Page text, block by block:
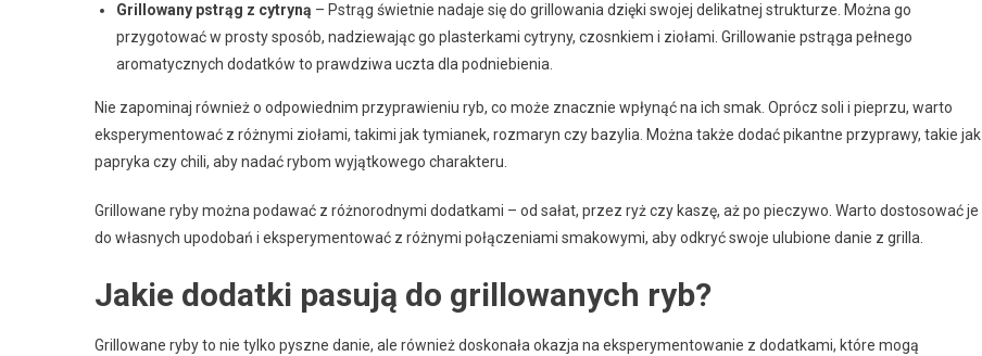
Grillowany pstrąg z cytryną – Pstrąg świetnie nadaje się do grillowania dzięki swojej delikatnej strukturze. Można go
przygotować w prosty sposób, nadziewając go plasterkami cytryny, czosnkiem i ziołami. Grillowanie pstrąga pełnego
aromatycznych dodatków to prawdziwa uczta dla podniebienia.
Nie zapominaj również o odpowiednim przyprawieniu ryb, co może znacznie wpłynąć na ich smak. Oprócz soli i pieprzu, warto
eksperymentować z różnymi ziołami, takimi jak tymianek, rozmaryn czy bazylia. Można także dodać pikantne przyprawy, takie jak
papryka czy chili, aby nadać rybom wyjątkowego charakteru.
Grillowane ryby można podawać z różnorodnymi dodatkami – od sałat, przez ryż czy kaszę, aż po pieczywo. Warto dostosować je
do własnych upodobań i eksperymentować z różnymi połączeniami smakowymi, aby odkryć swoje ulubione danie z grilla.
Jakie dodatki pasują do grillowanych ryb?
Grillowane ryby to nie tylko pyszne danie, ale również doskonała okazja na eksperymentowanie z dodatkami, które mogą